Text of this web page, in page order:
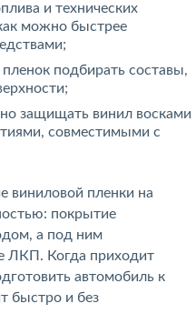
и технических
можно быстрее
подбирать составы,
защищать винил восками
совместимыми с
виниловой пленки на
покрытие
а под ним
ЛКП. Когда приходит
автомобиль к
быстро и без